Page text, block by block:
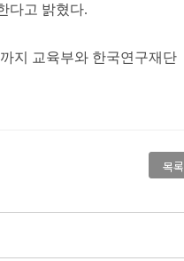
다고 밝혔다.
지 교육부와 한국연구재단
목록